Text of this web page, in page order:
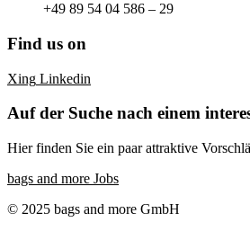
+49 89 54 04 586 – 29
Find us on
Xing Linkedin
Auf der Suche nach einem
Hier finden Sie ein paar attraktive
bags and more Jobs
© 2025 bags and more GmbH